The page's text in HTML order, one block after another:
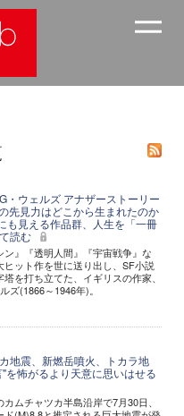
・ウェルズ アナザーストーリー
先見力はどこから生まれたのか
も見える作品群、人生を「一冊
読む
ン』『透明人間』『宇宙戦争』な
ヒット作を世に送り出し、SF小説
を打ち立てた、イギリスの作家、
ズ(1866～1946年)。
地震、新燃岳噴火、トカラ地
怖がるより天意に思いはせる
カムチャツカ半島沿岸で7月30日、